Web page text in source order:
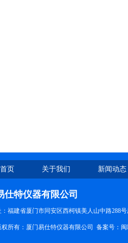
页 关于我们 新闻动态
仕特仪器有限公司
福建省厦门市同安区西柯镇美人山中路288
权所有：厦门易仕特仪器有限公司 备案号： 闽